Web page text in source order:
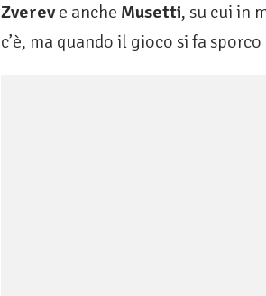
Zvereve anche Musetti, su cui in
c’è, ma quando il gioco si fa